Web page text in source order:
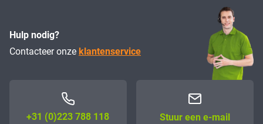
Hulp nodig?
Contacteer onze klantenservice
+31 (0)223 788 118 Stuur een e-mail